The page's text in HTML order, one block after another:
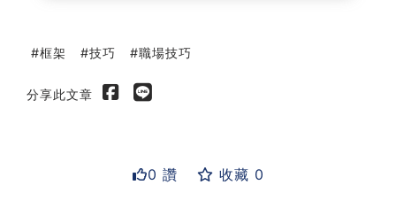
框架 技巧 職場技巧
分享此文章
0 讚 收藏 0